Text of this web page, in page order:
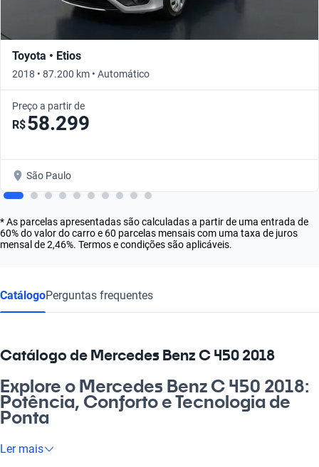
Toyota • Etios
2018 • 87.200 km • Automático
Preço a partir de
R$58.299
São Paulo
* As parcelas apresentadas são calculadas a partir de uma entrada de
60% do valor do carro e 60 parcelas mensais com uma taxa de juros
mensal de 2,46%. Termos e condições são aplicáveis.
CatálogoPerguntas frequentes
Catálogo de Mercedes Benz C 450 2018
Explore o Mercedes Benz C 450 2018:
Potência, Conforto e Tecnologia de
Ponta
Sabe aquele carro que combina elegância e desempenho? O
Ler mais